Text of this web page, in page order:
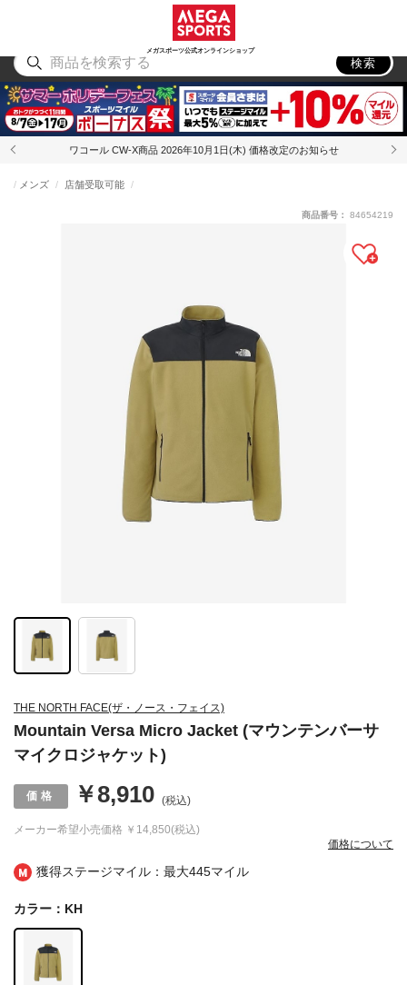
メガスポーツ公式オンラインショップ
アウトドア
検索
ワコール CW-X商品 2026年10月1日(木) 価格改定のお知らせ
獲得ステージマイル：最大445マイル
THE NORTH FACE(ザ・ノース・フェイス)
Mountain Versa Micro Jacket (マウンテンバーサ
マイクロジャケット)
メンズ 店舗受取可能
メーカー希望小売価格 ￥14,850(税込)
￥8,910 (税込)
価格について
商品番号： 84654219
カラー：KH